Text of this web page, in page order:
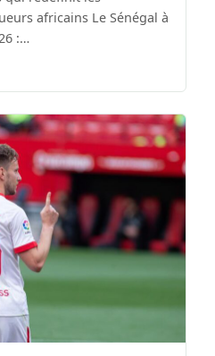
africains Le Sénégal à
:…